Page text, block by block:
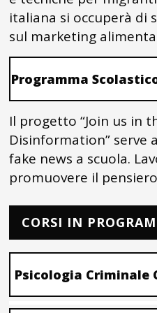
italiana si occuperà di
sul marketing
Programma
Il progetto “Join us in
Disinformation” serve
fake news a scuola.
promuovere il
CORSI IN
Psicologia Criminale